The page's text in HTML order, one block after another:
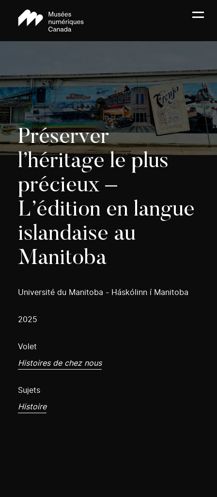
Préserver
l’héritage le plus
précieux –
L’édition en langue
islandaise au
Manitoba
Université du Manitoba - Háskólinn í Manitoba
2025
Volet
Histoires de chez nous
Sujets
Histoire